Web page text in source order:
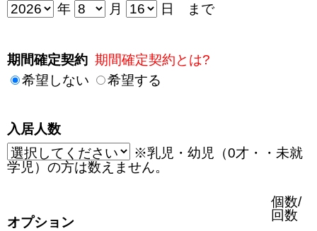
年
月 日 まで
期間確定契約 期間確定契約とは?
希望しない
希望する
入居人数
※乳児・幼児（0才・・未就
学児）の方は数えません。
オプション
個数/
回数